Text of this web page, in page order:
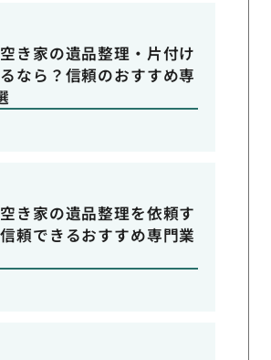
き家の遺品整理・片付け
なら？信頼のおすすめ専
き家の遺品整理を依頼す
頼できるおすすめ専門業